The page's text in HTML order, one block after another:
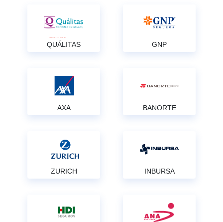
QUÁLITAS GNP
AXA BANORTE
ZURICH INBURSA